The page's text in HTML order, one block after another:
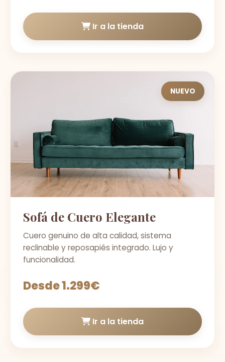
Ir a la tienda
NUEVO
Sofá de Cuero Elegante
Cuero genuino de alta calidad, sistema
reclinable y reposapiés integrado. Lujo y
funcionalidad.
Desde 1.299€
Ir a la tienda